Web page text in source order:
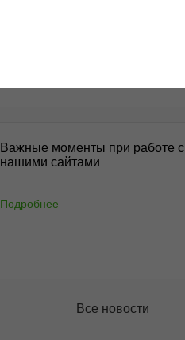
Важные моменты при работе с
нашими сайтами
Подробнее
Все новости